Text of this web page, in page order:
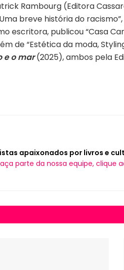
Rambourg (Editora
breve históriado
escritora, publicou “Casa
de “Estética da moda,
e o mar(2025), ambos pela
apaixonados por livros e
parte da nossa equipe, clique